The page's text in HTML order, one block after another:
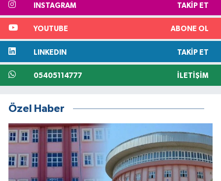
INSTAGRAM TAKIP ET
YOUTUBE ABONE OL
LINKEDIN TAKIP ET
05405114777 İLETIŞIM
Özel Haber